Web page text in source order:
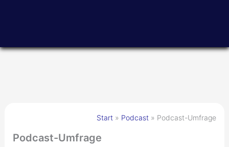
Start Podcast Podcast-Umfrage
Podcast-Umfrage